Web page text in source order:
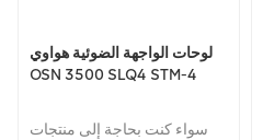
لوحات الواجهة الضوئية هواوي
OSN 3500 SLQ4 STM-4
سواء كنت بحاجة إلى منتجات